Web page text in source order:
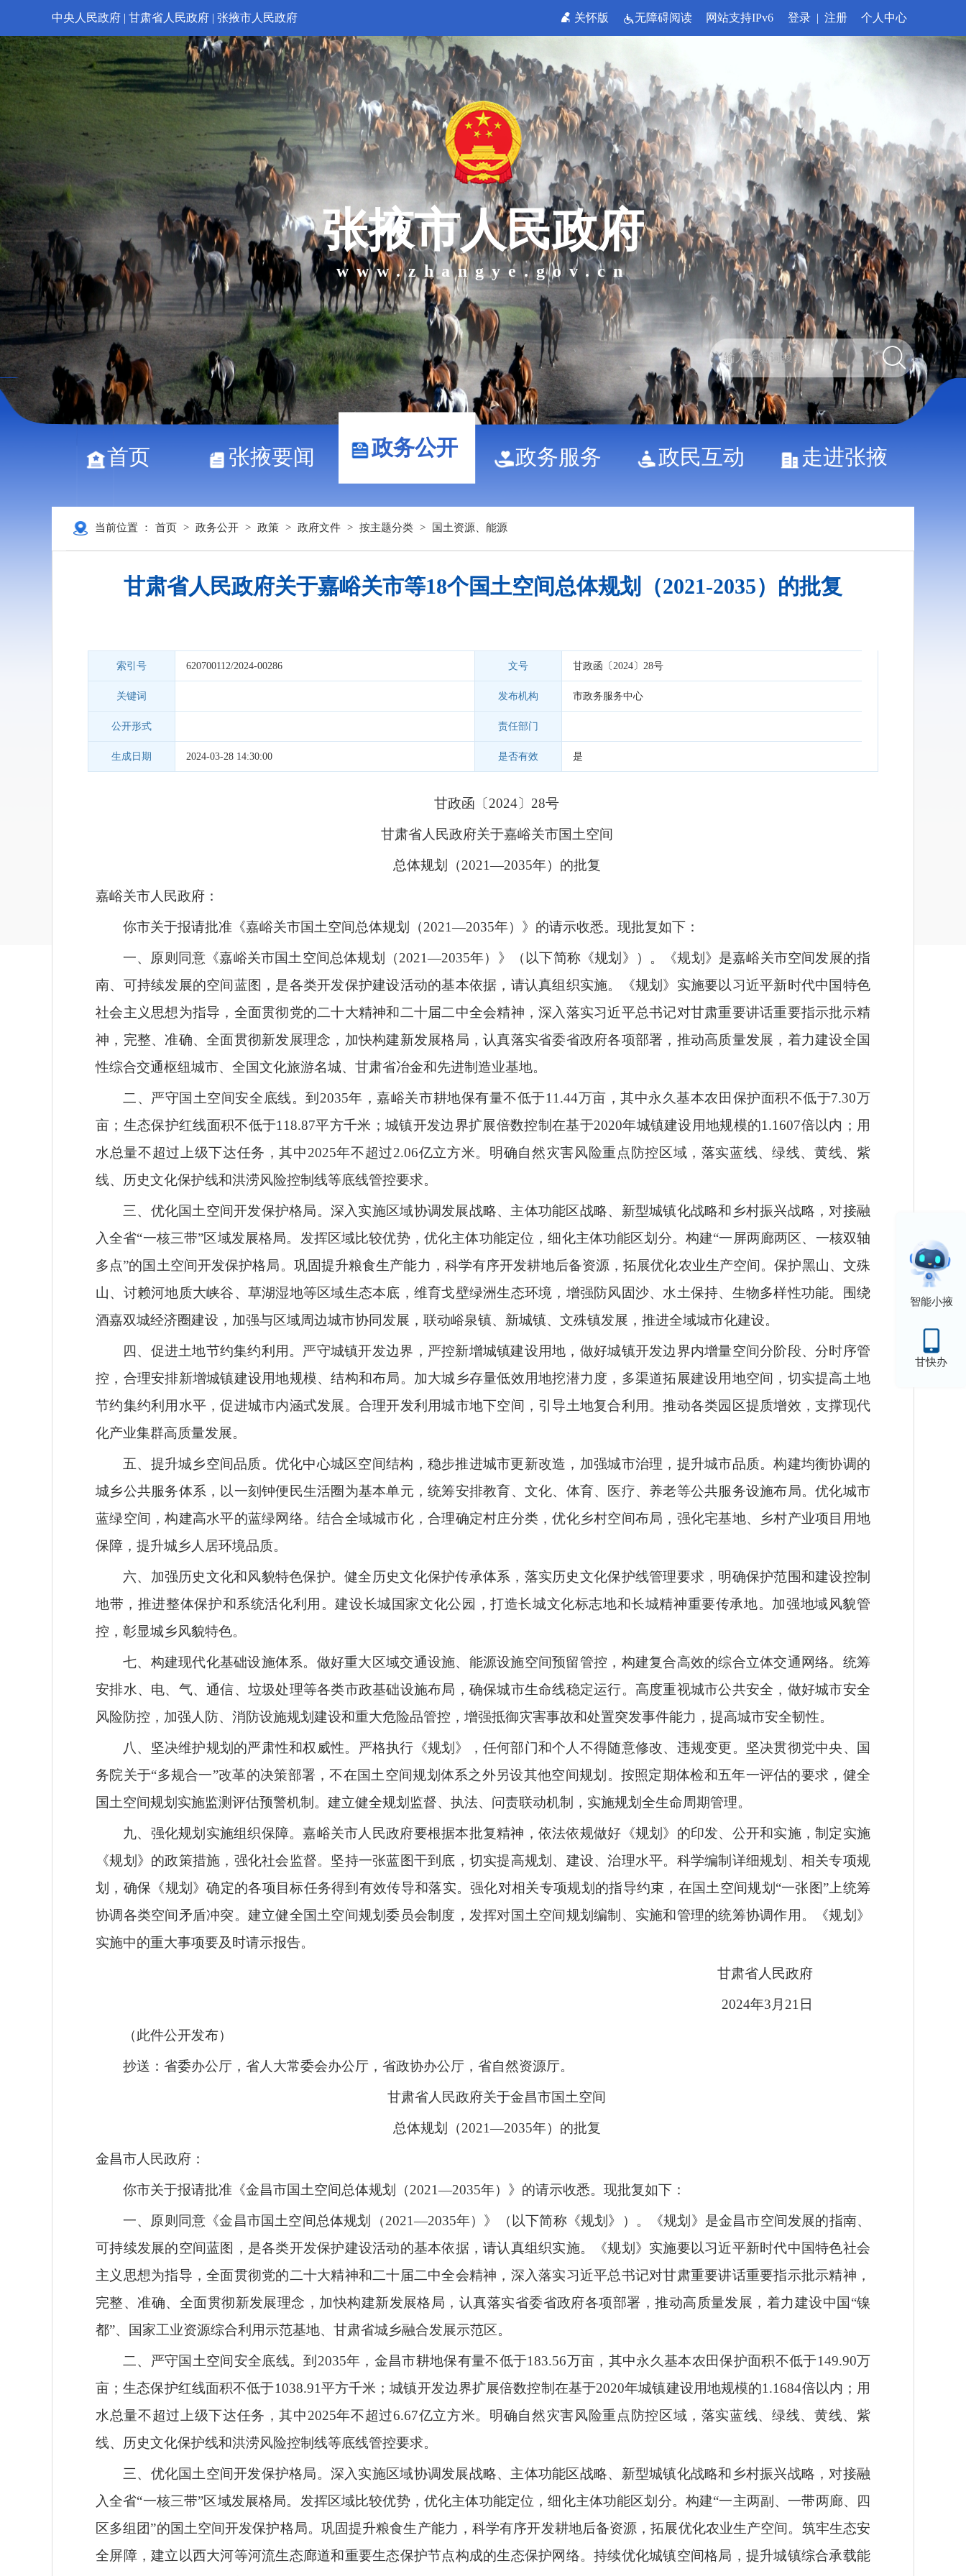
中央人民政府 | 甘肃省人民政府 | 张掖市人民政府 关怀版 无障碍阅读 网站支持IPv6 登录 | 注册 个人中心
张掖市人民政府
www.zhangye.gov.cn
首页 张掖要闻 政务公开 政务服务 政民互动 走进张掖
智能小掖
甘快办
当前位置 ： 首页 > 政务公开 > 政策 > 政府文件 > 按主题分类 > 国土资源、能源
甘肃省人民政府关于嘉峪关市等18个国土空间总体规划（2021-2035）的批复
索引号 620700112/2024-00286 文号 甘政函〔2024〕28号
关键词 发布机构 市政务服务中心
公开形式 责任部门
生成日期 2024-03-28 14:30:00 是否有效 是
甘政函〔2024〕28号
甘肃省人民政府关于嘉峪关市国土空间
总体规划（2021—2035年）的批复
嘉峪关市人民政府：
你市关于报请批准《嘉峪关市国土空间总体规划（2021—2035年）》的请示收悉。现批复如下：
一、原则同意《嘉峪关市国土空间总体规划（2021—2035年）》（以下简称《规划》）。
《规划》是嘉峪关市空间发展的指
南、可持续发展的空间蓝图，是各类开发保护建设活动的基本依据，请认真组织实施。《规划》实施要以习近平新时代中国特色
社会主义思想为指导，全面贯彻党的二十大精神和二十届二中全会精神，深入落实习近平总书记对甘肃重要讲话重要指示批示精
神，完整、准确、全面贯彻新发展理念，加快构建新发展格局，认真落实省委省政府各项部署，推动高质量发展，着力建设全国
性综合交通枢纽城市、全国文化旅游名城、甘肃省冶金和先进制造业基地。
二、严守国土空间安全底线。到2035年，嘉峪关市耕地保有量不低于11.44万亩，其中永久基本农田保护面积不低于7.30万
亩；生态保护红线面积不低于118.87平方千米；城镇开发边界扩展倍数控制在基于2020年城镇建设用地规模的1.1607倍以内；用
水总量不超过上级下达任务，其中2025年不超过2.06亿立方米。明确自然灾害风险重点防控区域，落实蓝线、绿线、黄线、紫
线、历史文化保护线和洪涝风险控制线等底线管控要求。
三、优化国土空间开发保护格局。 深入实施区域协调发展战略、主体功能区战略、新型城镇化战略和乡村振兴战略，对接融
入全省“一核三带”区域发展格局。发挥区域比较优势，优化主体功能定位，细化主体功能区划分。构建“一屏两廊两区、一核双轴
多点”的国土空间开发保护格局。巩固提升粮食生产能力，科学有序开发耕地后备资源，拓展优化农业生产空间。保护黑山、文殊
山、讨赖河地质大峡谷、草湖湿地等区域生态本底，维育戈壁绿洲生态环境，增强防风固沙、水土保持、生物多样性功能。围绕
酒嘉双城经济圈建设，加强与区域周边城市协同发展，联动峪泉镇、新城镇、文殊镇发展，推进全域城市化建设。
四、促进土地节约集约利用。 严守城镇开发边界，严控新增城镇建设用地，做好城镇开发边界内增量空间分阶段、分时序管
控，合理安排新增城镇建设用地规模、结构和布局。加大城乡存量低效用地挖潜力度，多渠道拓展建设用地空间，切实提高土地
节约集约利用水平，促进城市内涵式发展。合理开发利用城市地下空间，引导土地复合利用。推动各类园区提质增效，支撑现代
化产业集群高质量发展。
五、提升城乡空间品质。 优化中心城区空间结构，稳步推进城市更新改造，加强城市治理，提升城市品质。构建均衡协调的
城乡公共服务体系，以一刻钟便民生活圈为基本单元，统筹安排教育、文化、体育、医疗、养老等公共服务设施布局。优化城市
蓝绿空间，构建高水平的蓝绿网络。结合全域城市化，合理确定村庄分类，优化乡村空间布局，强化宅基地、乡村产业项目用地
保障，提升城乡人居环境品质。
六、加强历史文化和风貌特色保护。健全历史文化保护传承体系，落实历史文化保护线管理要求，明确保护范围和建设控制
地带，推进整体保护和系统活化利用。建设长城国家文化公园，打造长城文化标志地和长城精神重要传承地。加强地域风貌管
控，彰显城乡风貌特色。
七、构建现代化基础设施体系。 做好重大区域交通设施、能源设施空间预留管控，构建复合高效的综合立体交通网络。统筹
安排水、电、气、通信、垃圾处理等各类市政基础设施布局，确保城市生命线稳定运行。高度重视城市公共安全，做好城市安全
风险防控，加强人防、消防设施规划建设和重大危险品管控，增强抵御灾害事故和处置突发事件能力，提高城市安全韧性。
八、坚决维护规划的严肃性和权威性。
严格执行《规划》，任何部门和个人不得随意修改、违规变更。坚决贯彻党中央、国
务院关于“多规合一”改革的决策部署，不在国土空间规划体系之外另设其他空间规划。按照定期体检和五年一评估的要求，健全
国土空间规划实施监测评估预警机制。建立健全规划监督、执法、问责联动机制，实施规划全生命周期管理。
九、强化规划实施组织保障。嘉峪关市人民政府要根据本批复精神，依法依规做好《规划》的印发、公开和实施，制定实施
《规划》的政策措施，强化社会监督。坚持一张蓝图干到底，切实提高规划、建设、治理水平。科学编制详细规划、相关专项规
划，确保《规划》确定的各项目标任务得到有效传导和落实。强化对相关专项规划的指导约束，在国土空间规划“一张图”上统筹
协调各类空间矛盾冲突。建立健全国土空间规划委员会制度，发挥对国土空间规划编制、实施和管理的统筹协调作用。《规划》
实施中的重大事项要及时请示报告。
甘肃省人民政府
2024年3月21日
（此件公开发布）
抄送：省委办公厅，省人大常委会办公厅，省政协办公厅，省自然资源厅。
甘肃省人民政府关于金昌市国土空间
总体规划（2021—2035年）的批复
金昌市人民政府：
你市关于报请批准《金昌市国土空间总体规划（2021—2035年）》的请示收悉。现批复如下：
一、原则同意《金昌市国土空间总体规划（2021—2035年）》（以下简称《规划》）。
《规划》是金昌市空间发展的指南、
可持续发展的空间蓝图，是各类开发保护建设活动的基本依据，请认真组织实施。《规划》实施要以习近平新时代中国特色社会
主义思想为指导，全面贯彻党的二十大精神和二十届二中全会精神，深入落实习近平总书记对甘肃重要讲话重要指示批示精神，
完整、准确、全面贯彻新发展理念，加快构建新发展格局，认真落实省委省政府各项部署，推动高质量发展，着力建设中国“镍
都”、国家工业资源综合利用示范基地、甘肃省城乡融合发展示范区。
二、严守国土空间安全底线。到2035年，金昌市耕地保有量不低于183.56万亩，其中永久基本农田保护面积不低于149.90万
亩；生态保护红线面积不低于1038.91平方千米；城镇开发边界扩展倍数控制在基于2020年城镇建设用地规模的1.1684倍以内；用
水总量不超过上级下达任务，其中2025年不超过6.67亿立方米。明确自然灾害风险重点防控区域，落实蓝线、绿线、黄线、紫
线、历史文化保护线和洪涝风险控制线等底线管控要求。
三、优化国土空间开发保护格局。 深入实施区域协调发展战略、主体功能区战略、新型城镇化战略和乡村振兴战略，对接融
入全省“一核三带”区域发展格局。发挥区域比较优势，优化主体功能定位，细化主体功能区划分。构建“一主两副、一带两廊、四
区多组团”的国土空间开发保护格局。巩固提升粮食生产能力，科学有序开发耕地后备资源，拓展优化农业生产空间。筑牢生态安
全屏障，建立以西大河等河流生态廊道和重要生态保护节点构成的生态保护网络。持续优化城镇空间格局，提升城镇综合承载能